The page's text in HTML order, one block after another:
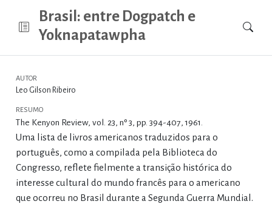
Brasil: entre Dogpatch e
Yoknapatawpha
AUTOR
Leo Gilson Ribeiro
RESUMO
The Kenyon Review, vol. 23, nº 3, pp. 394-407, 1961.
Uma lista de livros americanos traduzidos para o
português, como a compilada pela Biblioteca do
Congresso, reflete fielmente a transição histórica do
interesse cultural do mundo francês para o americano
que ocorreu no Brasil durante a Segunda Guerra Mundial.